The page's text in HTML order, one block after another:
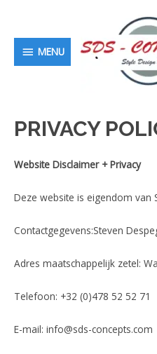
MENU
MENU
PRIVACY
Website Disclaimer + Privacy
Deze website is eigendom van
Contactgegevens:Steven
Adres maatschappelijk zetel:
Telefoon: +32 (0)478 52 52 71
E-mail: info@sds-concepts.com